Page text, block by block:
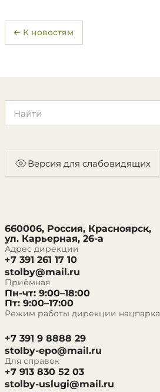
← К новостям
Версия для слабовидящих
660006, Россия, Красноярск,
ул. Карьерная, 26-а
Адрес дирекции
+7 391 261 17 10
stolby@mail.ru
Приёмная
Пн-чт: 9:00–18:00
Пт: 9:00–17:00
Режим работы дирекции нацпарка
+7 391 9 8888 29
stolby-epo@mail.ru
Для справок
+7 913 830 52 03
stolby-uslugi@mail.ru